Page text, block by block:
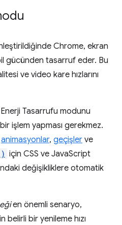
Chrome, ekran
gücünden tasarruf eder. Bu
ve video kare hızlarını
Tasarrufu modunu
işlem yapması gerekmez.
animasyonlar, geçişler ve
için CSS ve JavaScript
değişikliklere otomatik
en önemli senaryo,
belirli bir yenileme hızı